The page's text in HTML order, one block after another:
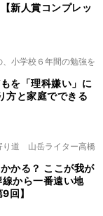
新人賞コンプレッ
小学校６年間の勉強を
を「理科嫌い」に
方と家庭でできる
り道 山岳ライター高橋
かる？ ここが我が
から一番遠い地
回】